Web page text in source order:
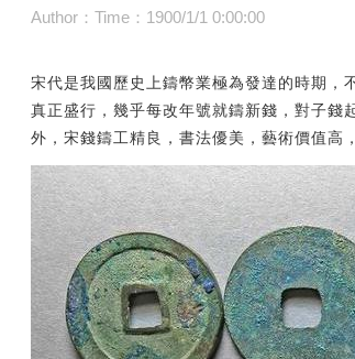
Author：Time：1900/1/1 0:00:00
宋代是我國歷史上鑄幣業極為發達的時期，
真正盛行，幾乎每改年號就鑄新錢，對子錢
外，宋錢鑄工精良，書法優美，藝術價值高